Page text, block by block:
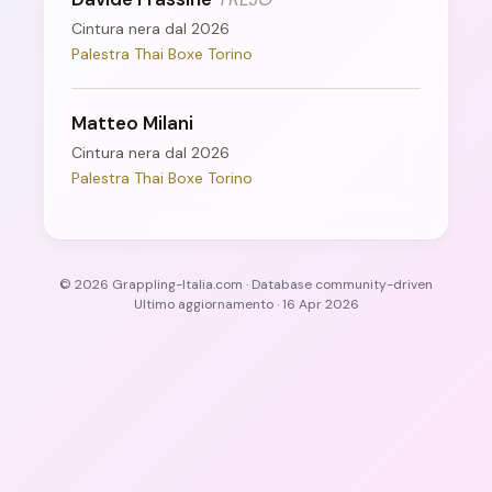
Cintura nera dal 2026
Palestra Thai Boxe Torino
Matteo Milani
Cintura nera dal 2026
Palestra Thai Boxe Torino
© 2026 Grappling-Italia.com · Database community-driven
Ultimo aggiornamento · 16 Apr 2026